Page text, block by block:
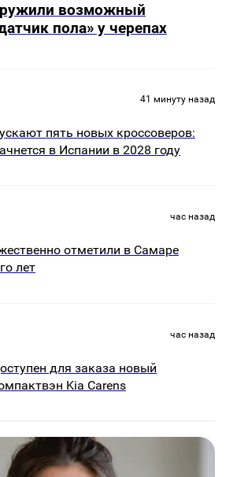
возможный
пола» у черепах
41 минуту назад
пять новых кроссоверов:
в Испании в 2028 году
час назад
отметили в Самаре
лет
час назад
для заказа новый
Kia Carens